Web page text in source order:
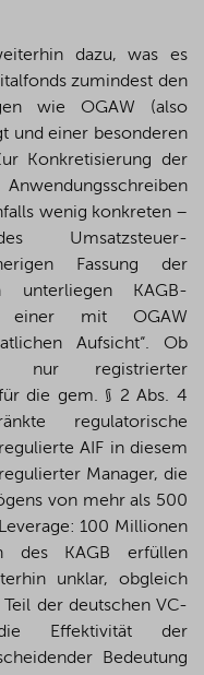
dazu, was es
zumindest den
wie OGAW (also
und einer besonderen
Konkretisierung der
wenig konkreten –
Umsatzsteuer-
Fassung der
unterliegen KAGB-
einer mit OGAW
Aufsicht“. Ob
nur registrierter
die gem. § 2 Abs. 4
regulatorische
AIF in diesem
Manager, die
von mehr als 500
100 Millionen
des KAGB erfüllen
unklar, obgleich
der deutschen VC-
Effektivität der
Bedeutung